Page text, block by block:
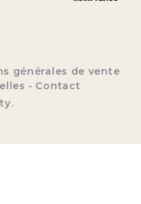
générales de vente
Contact
.